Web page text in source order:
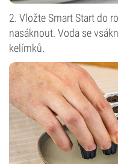
2. Vložte Smart Start do
nasáknout. Voda se
kelímků.